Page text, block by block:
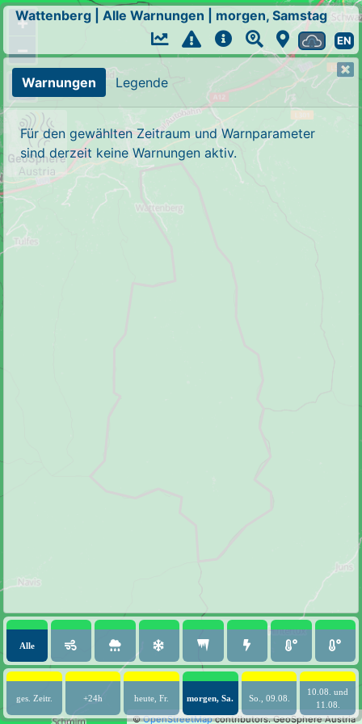
+
−
©OpenStreetMapcontributors. GeoSphere Austria
Wattenberg Alle Warnungen morgen, Samstag
EN
Warnungen Legende
Für den gewählten Zeitraum und Warnparameter
sind derzeit keine Warnungen aktiv.
Alle
ges. Zeitr. +24h heute, Fr. morgen, Sa. So., 09.08.
10.08. und
11.08.